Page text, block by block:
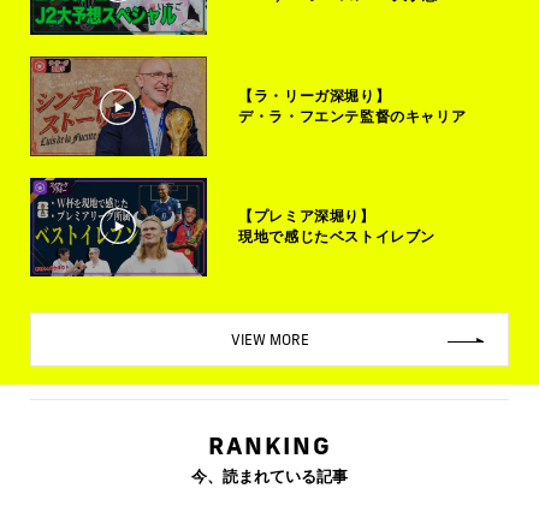
【ラ・リーガ深堀り】
デ・ラ・フエンテ監督のキャリア
【プレミア深堀り】
現地で感じたベストイレブン
VIEW MORE
RANKING
今、読まれている記事